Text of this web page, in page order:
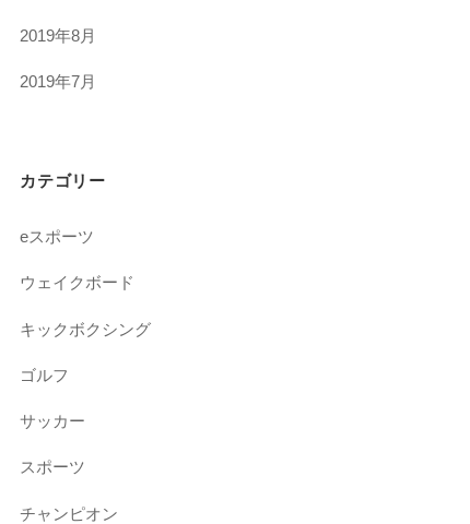
2019年8月
2019年7月
カテゴリー
eスポーツ
ウェイクボード
キックボクシング
ゴルフ
サッカー
スポーツ
チャンピオン